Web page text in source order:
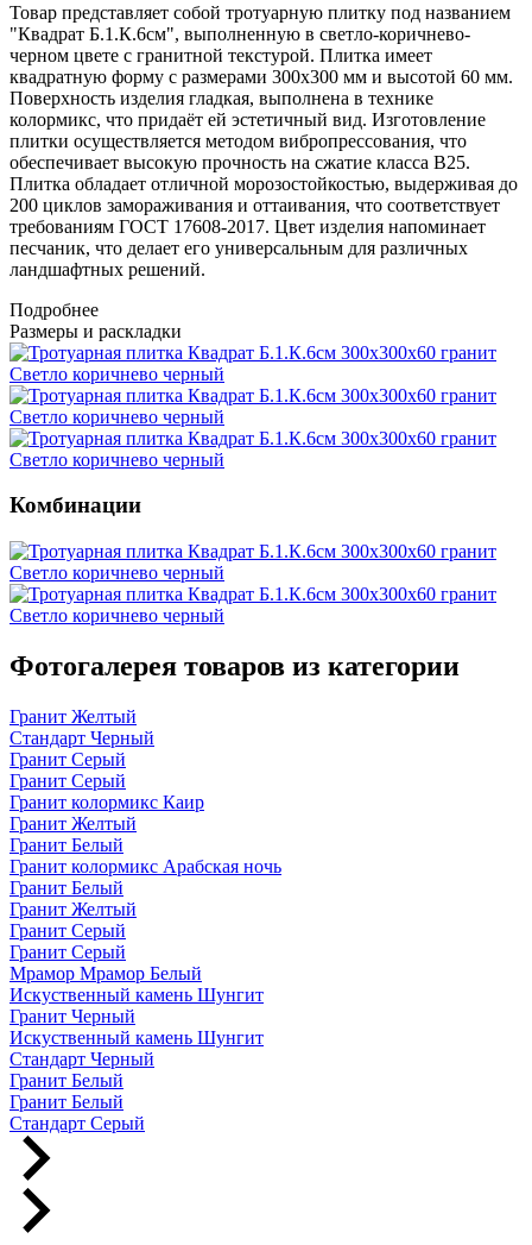
Товар представляет собой тротуарную плитку под названием
"Квадрат Б.1.К.6см", выполненную в светло-коричнево-
черном цвете с гранитной текстурой. Плитка имеет
квадратную форму с размерами 300х300 мм и высотой 60 мм.
Поверхность изделия гладкая, выполнена в технике
колормикс, что придаёт ей эстетичный вид. Изготовление
плитки осуществляется методом вибропрессования, что
обеспечивает высокую прочность на сжатие класса B25.
Плитка обладает отличной морозостойкостью, выдерживая до
200 циклов замораживания и оттаивания, что соответствует
требованиям ГОСТ 17608-2017. Цвет изделия напоминает
песчаник, что делает его универсальным для различных
ландшафтных решений.
Подробнее
Размеры и раскладки
Комбинации
Фотогалерея товаров из категории
Гранит Желтый
Стандарт Черный
Гранит Серый
Гранит Серый
Гранит колормикс Каир
Гранит Желтый
Гранит Белый
Гранит колормикс Арабская ночь
Гранит Белый
Гранит Желтый
Гранит Серый
Гранит Серый
Мрамор Мрамор Белый
Искуственный камень Шунгит
Гранит Черный
Искуственный камень Шунгит
Стандарт Черный
Гранит Белый
Гранит Белый
Стандарт Серый